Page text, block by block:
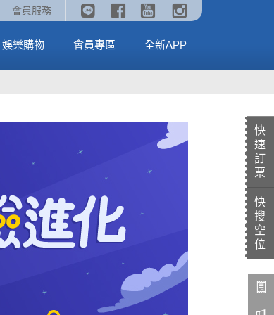
會員服務
中《汪汪隊立大功：恐龍大電影》
吉伊卡哇》🥤威秀獨家電影套餐🥤
全台熱賣中
MORE
娛樂購物 會員專區 全新APP
快
速
訂
票
快
搜
空
位